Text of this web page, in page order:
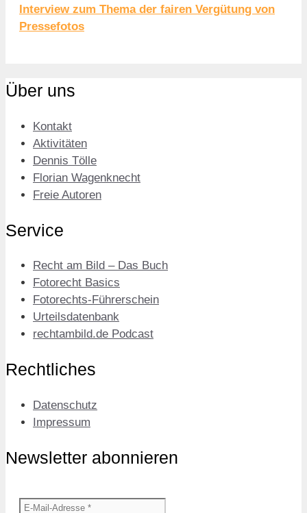
Interview zum Thema der fairen Vergütung von
Pressefotos
Über uns
Kontakt
Aktivitäten
Dennis Tölle
Florian Wagenknecht
Freie Autoren
Service
Recht am Bild – Das Buch
Fotorecht Basics
Fotorechts-Führerschein
Urteilsdatenbank
rechtambild.de Podcast
Rechtliches
Datenschutz
Impressum
Newsletter abonnieren